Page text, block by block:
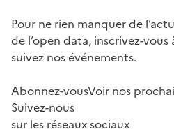
Pour ne rien manquer de
de l’open data, inscrivez-
suivez nos événements.
Abonnez-vousVoir nos
Suivez-nous
sur les réseaux sociaux